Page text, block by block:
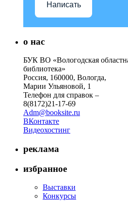
Написать
о нас
БУК ВО «Вологодская
библиотека»
Россия, 160000, Вологда,
Марии Ульяновой, 1
Телефон для справок –
8(8172)21-17-69
Adm@booksite.ru
ВКонтакте
Видеохостинг
реклама
избранное
Выставки
Конкурсы